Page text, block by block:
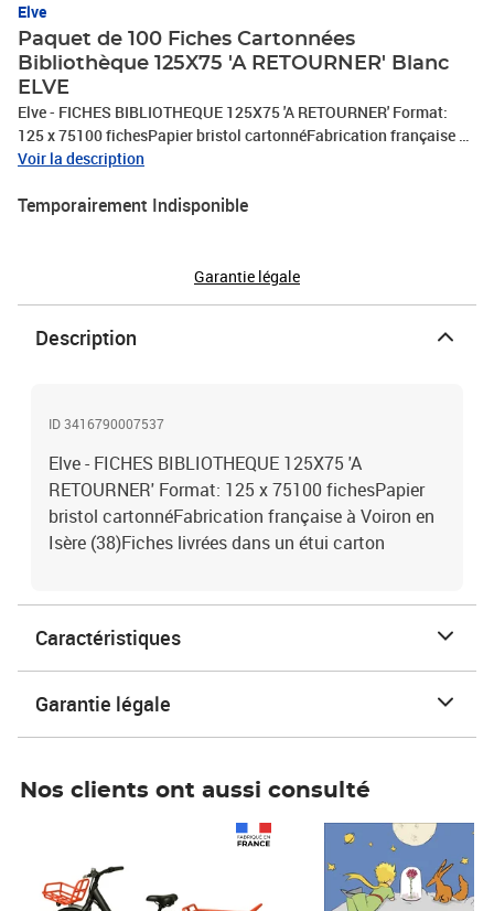
Elve
Paquet de 100 Fiches Cartonnées
Bibliothèque 125X75 'A RETOURNER' Blanc
ELVE
Elve - FICHES BIBLIOTHEQUE 125X75 'A RETOURNER' Format:
125 x 75100 fichesPapier bristol cartonnéFabrication française à
Voiron en Isère (38)Fiches livrées dans un étui carton
Voir la description
Temporairement Indisponible
Garantie légale
Description
ID 3416790007537
Elve - FICHES BIBLIOTHEQUE 125X75 'A
RETOURNER' Format: 125 x 75100 fichesPapier
bristol cartonnéFabrication française à Voiron en
Isère (38)Fiches livrées dans un étui carton
Caractéristiques
Garantie légale
Nos clients ont aussi consulté
Prix 6,25€ HT